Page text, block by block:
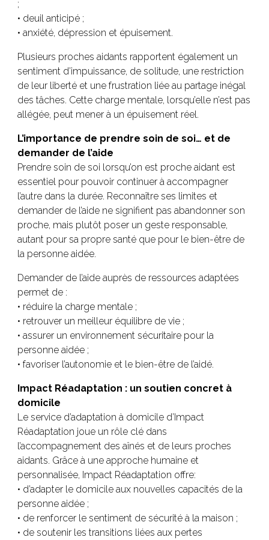
;
• deuil anticipé ;
• anxiété, dépression et épuisement.
Plusieurs proches aidants rapportent également un
sentiment d’impuissance, de solitude, une restriction
de leur liberté et une frustration liée au partage inégal
des tâches. Cette charge mentale, lorsqu’elle n’est pas
allégée, peut mener à un épuisement réel.
L’importance de prendre soin de soi… et de
demander de l’aide
Prendre soin de soi lorsqu’on est proche aidant est
essentiel pour pouvoir continuer à accompagner
l’autre dans la durée. Reconnaître ses limites et
demander de l’aide ne signifient pas abandonner son
proche, mais plutôt poser un geste responsable,
autant pour sa propre santé que pour le bien-être de
la personne aidée.
Demander de l’aide auprès de ressources adaptées
permet de :
• réduire la charge mentale ;
• retrouver un meilleur équilibre de vie ;
• assurer un environnement sécuritaire pour la
personne aidée ;
• favoriser l’autonomie et le bien-être de l’aidé.
Impact Réadaptation : un soutien concret à
domicile
Le service d’adaptation à domicile d’Impact
Réadaptation joue un rôle clé dans
l’accompagnement des aînés et de leurs proches
aidants. Grâce à une approche humaine et
personnalisée, Impact Réadaptation offre:
• d’adapter le domicile aux nouvelles capacités de la
personne aidée ;
• de renforcer le sentiment de sécurité à la maison ;
• de soutenir les transitions liées aux pertes